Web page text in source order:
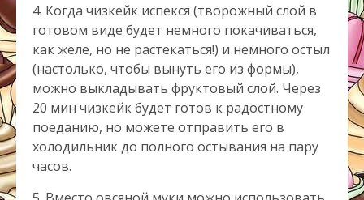
4. Когда чизкейк испекся (творожный слой в
готовом виде будет немного покачиваться,
как желе, но не растекаться!) и немного остыл
(настолько, чтобы вынуть его из формы),
можно выкладывать фруктовый слой. Через
20 мин чизкейк будет готов к радостному
поеданию, но можете отправить его в
холодильник до полного остывания на пару
часов.